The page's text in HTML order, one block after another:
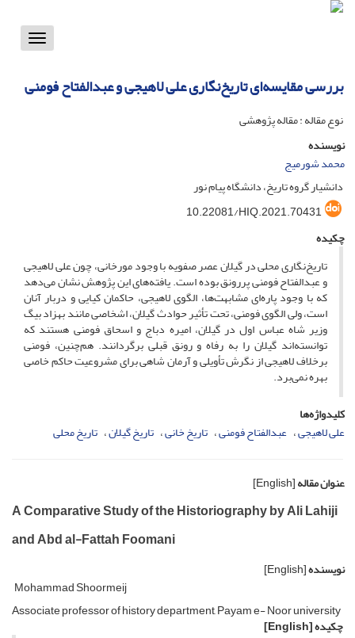
Toggle
بررسی مقایسه‌ای تاریخ‌نگاری علی لاهیجی و عبدالفتاح فومنی
نوع مقاله : مقاله پژوهشی
نویسنده
محمد شورمیج
دانشیار گروه تاریخ، دانشگاه پیام نور
10.22081/HIQ.2021.70431
چکیده
تاریخ‌نگاری محلی در گیلان عصر صفویه با وجود مورخانی، چون علی لاهیجی
و عبدالفتاح فومنی پررونق بوده است. یافته‌های این پژوهش نشان می‌دهد
که با وجود پاره‌ای مشابهت‌ها، الگوی لاهیجی، حاکمان کیایی و دربار آنان
است، ولی الگوی فومنی، تحت تأثیر حوادث گیلان، اشخاصی مانند بهزاد بیگ
وزیر شاه عباس اول در گیلان، امیره دباج و اسحاق فومنی هستند که
توانسته‌اند گیلان را به رفاه و رونق قبلی برگردانند. هم‌چنین، فومنی
برخلاف لاهیجی از نگرش تأویلی و آرمان شاهی برای مشروعیت حاکم خاصی
بهره نمی‌برد.
کلیدواژه‌ها
علی لاهیجی عبدالفتاح فومنی تاریخ خانی تاریخ گیلان تاریخ محلی
عنوان مقاله[English]
A Comparative Study of the Historiography by Ali Lahiji
and Abd al-Fattah Foomani
نویسنده[English]
Mohammad Shoormeij
Associate professor of history department, Payam e- Noor university
چکیده[English]